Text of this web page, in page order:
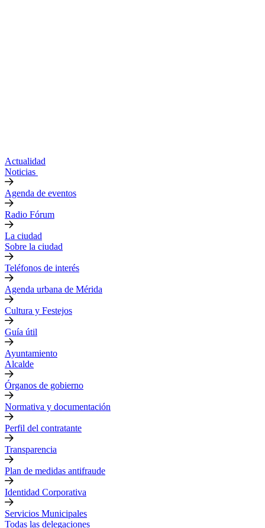
Actualidad
Noticias
Agenda de eventos
Radio Fórum
La ciudad
Sobre la ciudad
Teléfonos de interés
Agenda urbana de Mérida
Cultura y Festejos
Guía útil
Ayuntamiento
Alcalde
Órganos de gobierno
Normativa y documentación
Perfil del contratante
Transparencia
Plan de medidas antifraude
Identidad Corporativa
Servicios Municipales
Todas las delegaciones